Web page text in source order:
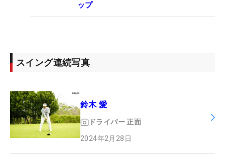
ップ
スイング連続写真
鈴木 愛
ドライバー 正面
2024年2月28日